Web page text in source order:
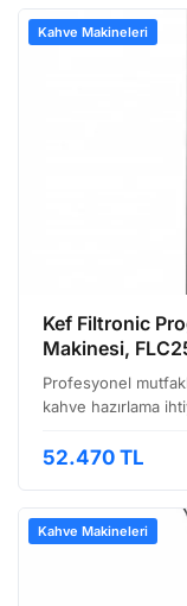
Kahve Makineleri
Kef Filtronic
Makinesi,
Profesyonel
kahve hazırlama
modeli,
52.470 TL
Kahve Makineleri